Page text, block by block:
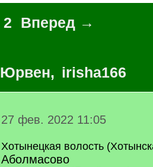
2 Вперед →
Юрвен, irisha166
27 фев. 2022 11:05
Хотынецкая волость
Аболмасово